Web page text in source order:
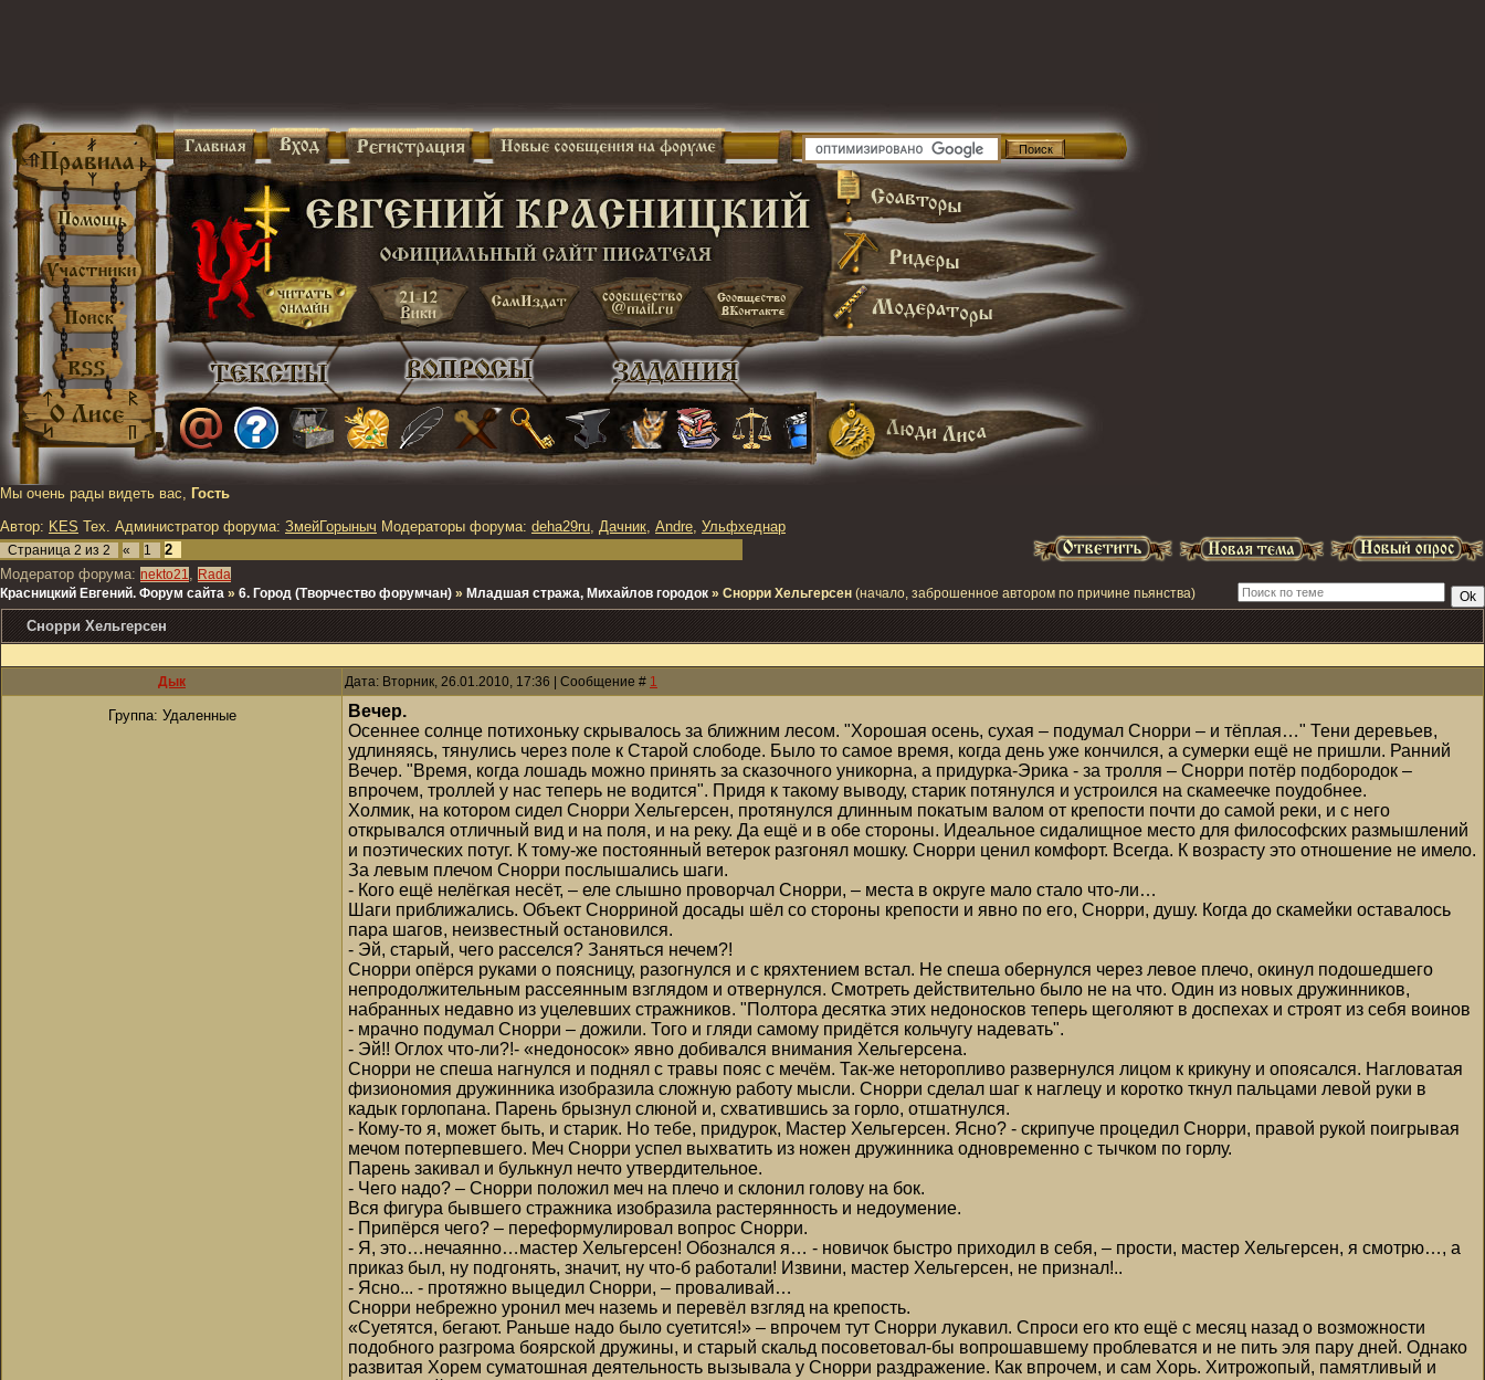
Мы очень рады видеть вас, Гость
Автор: KES Тех. Администратор форума: ЗмейГорыныч Модераторы форума: deha29ru, Дачник, Andre, Ульфхеднар
Страница 2 из 2 « 1
2
Модератор форума: nekto21, Rada
Красницкий Евгений. Форум сайта » 6. Город (Творчество форумчан) » Младшая стража, Михайлов городок » Снорри Хельгерсен (начало, заброшенное автором по причине пьянства)
Снорри Хельгерсен
Дык Дата: Вторник, 26.01.2010, 17:36 | Сообщение # 1
Группа: Удаленные
Вечер.
Осеннее солнце потихоньку скрывалось за ближним лесом. "Хорошая осень, сухая – подумал Снорри – и тёплая…" Тени деревьев,
удлиняясь, тянулись через поле к Старой слободе. Было то самое время, когда день уже кончился, а сумерки ещё не пришли. Ранний
Вечер. "Время, когда лошадь можно принять за сказочного уникорна, а придурка-Эрика - за тролля – Снорри потёр подбородок –
впрочем, троллей у нас теперь не водится". Придя к такому выводу, старик потянулся и устроился на скамеечке поудобнее.
Холмик, на котором сидел Снорри Хельгерсен, протянулся длинным покатым валом от крепости почти до самой реки, и с него
открывался отличный вид и на поля, и на реку. Да ещё и в обе стороны. Идеальное сидалищное место для философских размышлений
и поэтических потуг. К тому-же постоянный ветерок разгонял мошку. Снорри ценил комфорт. Всегда. К возрасту это отношение не имело.
За левым плечом Снорри послышались шаги.
- Кого ещё нелёгкая несёт, – еле слышно проворчал Снорри, – места в округе мало стало что-ли…
Шаги приближались. Объект Снорриной досады шёл со стороны крепости и явно по его, Снорри, душу. Когда до скамейки оставалось
пара шагов, неизвестный остановился.
- Эй, старый, чего расселся? Заняться нечем?!
Снорри опёрся руками о поясницу, разогнулся и с кряхтением встал. Не спеша обернулся через левое плечо, окинул подошедшего
непродолжительным рассеянным взглядом и отвернулся. Смотреть действительно было не на что. Один из новых дружинников,
набранных недавно из уцелевших стражников. "Полтора десятка этих недоносков теперь щеголяют в доспехах и строят из себя воинов
- мрачно подумал Снорри – дожили. Того и гляди самому придётся кольчугу надевать".
- Эй!! Оглох что-ли?!- «недоносок» явно добивался внимания Хельгерсена.
Снорри не спеша нагнулся и поднял с травы пояс с мечём. Так-же неторопливо развернулся лицом к крикуну и опоясался. Нагловатая
физиономия дружинника изобразила сложную работу мысли. Снорри сделал шаг к наглецу и коротко ткнул пальцами левой руки в
кадык горлопана. Парень брызнул слюной и, схватившись за горло, отшатнулся.
- Кому-то я, может быть, и старик. Но тебе, придурок, Мастер Хельгерсен. Ясно? - скрипуче процедил Снорри, правой рукой поигрывая
мечом потерпевшего. Меч Снорри успел выхватить из ножен дружинника одновременно с тычком по горлу.
Парень закивал и булькнул нечто утвердительное.
- Чего надо? – Снорри положил меч на плечо и склонил голову на бок.
Вся фигура бывшего стражника изобразила растерянность и недоумение.
- Припёрся чего? – переформулировал вопрос Снорри.
- Я, это…нечаянно…мастер Хельгерсен! Обознался я… - новичок быстро приходил в себя, – прости, мастер Хельгерсен, я смотрю…, а
приказ был, ну подгонять, значит, ну что-б работали! Извини, мастер Хельгерсен, не признал!..
- Ясно... - протяжно выцедил Снорри, – проваливай…
Снорри небрежно уронил меч наземь и перевёл взгляд на крепость.
«Суетятся, бегают. Раньше надо было суетится!» – впрочем тут Снорри лукавил. Спроси его кто ещё с месяц назад о возможности
подобного разгрома боярской дружины, и старый скальд посоветовал-бы вопрошавшему проблеватся и не пить эля пару дней. Однако
развитая Хорем суматошная деятельность вызывала у Снорри раздражение. Как впрочем, и сам Хорь. Хитрожопый, памятливый и